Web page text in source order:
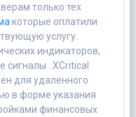
только тех
которые оплатили
услугу.
индикаторов,
сигналы . XCritical
для удаленного
в форме указания
финансовых